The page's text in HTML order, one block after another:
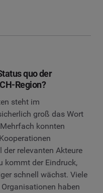
quo der
Region?
steht im
groß das Wort
konnten
der relevanten Akteure
kommt der Eindruck,
schnell wächst. Viele
haben